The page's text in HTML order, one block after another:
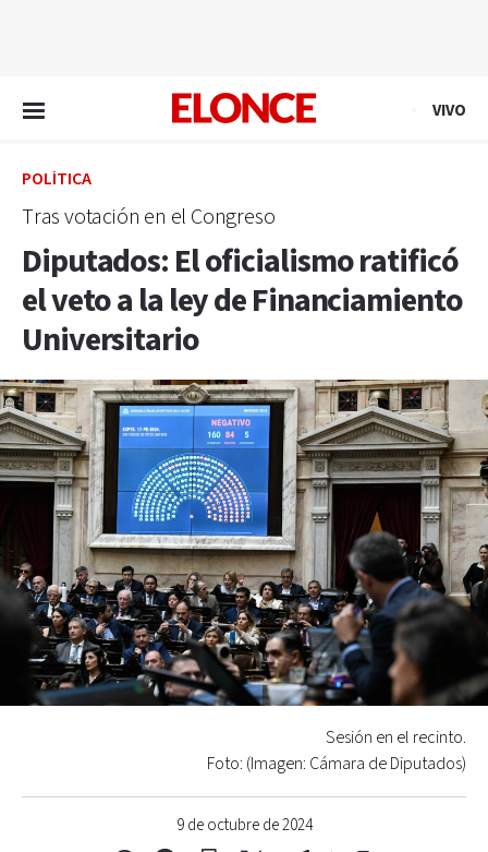
VIVO
POLÍTICA
Tras votación en el Congreso
Diputados: El oficialismo ratificó
el veto a la ley de Financiamiento
Universitario
9 de octubre de 2024
Sesión en el recinto.
Foto: (Imagen: Cámara de Diputados)